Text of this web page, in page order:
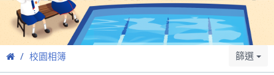
校園相簿 篩選